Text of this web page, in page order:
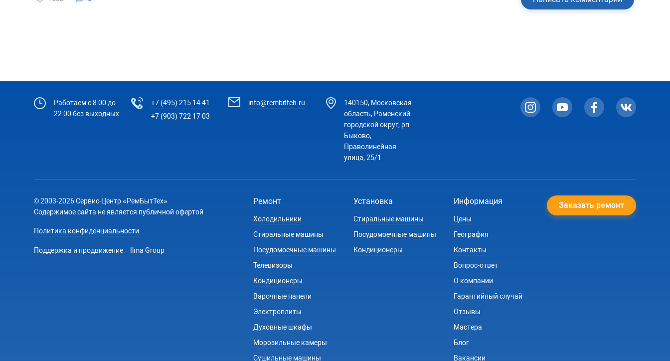
Работаем с 8:00 до
22:00 без выходных
+7 (495) 215 14 41
+7 (903) 722 17 03
info@rembitteh.ru
140150, Московская
область, Раменский
городской округ, рп
Быково,
Праволинейная
улица, 25/1
© 2003-2026 Сервис-Центр «РемБытТех»
Содержимое сайта не является публичной офертой
Политика конфиденциальности
Поддержка и продвижение – Ilma Group
Ремонт
Холодильники
Стиральные машины
Посудомоечные машины
Телевизоры
Кондиционеры
Варочные панели
Электроплиты
Духовные шкафы
Морозильные камеры
Сушильные машины
Установка
Стиральные машины
Посудомоечные машины
Кондиционеры
Информация
Цены
География
Контакты
Вопрос-ответ
О компании
Гарантийный случай
Отзывы
Мастера
Блог
Вакансии
Заказать ремонт